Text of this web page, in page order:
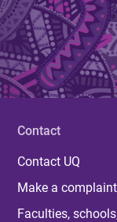
Contact
Contact UQ
Make a complaint
Faculties,